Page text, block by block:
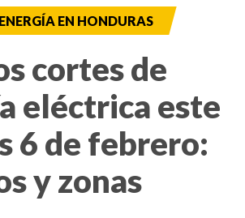
EN HONDURAS
cortes de
eléctrica este
6 de febrero:
y zonas